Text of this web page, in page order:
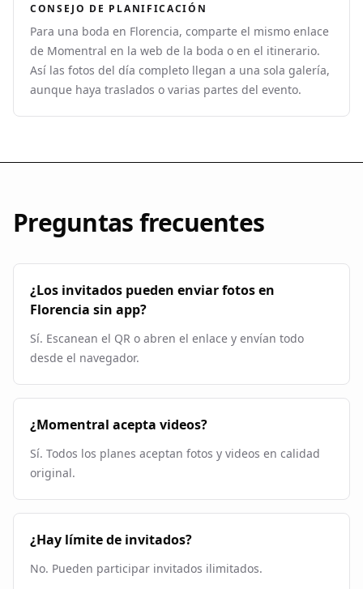
CONSEJO DE PLANIFICACIÓN
Para una boda en Florencia, comparte el mismo enlace
de Momentral en la web de la boda o en el itinerario.
Así las fotos del día completo llegan a una sola galería,
aunque haya traslados o varias partes del evento.
Preguntas frecuentes
¿Los invitados pueden enviar fotos en
Florencia sin app?
Sí. Escanean el QR o abren el enlace y envían todo
desde el navegador.
¿Momentral acepta videos?
Sí. Todos los planes aceptan fotos y videos en calidad
original.
¿Hay límite de invitados?
No. Pueden participar invitados ilimitados.